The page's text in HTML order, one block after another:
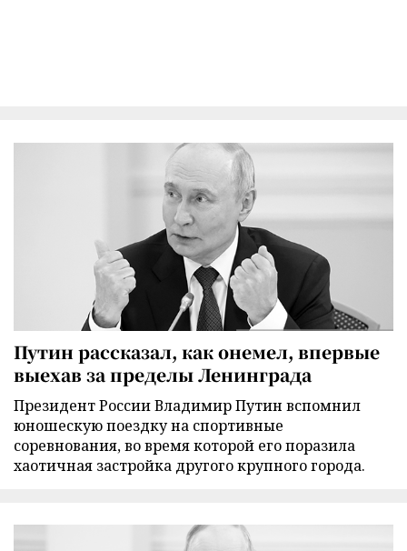
Путин рассказал, как онемел, впервые
выехав за пределы Ленинграда
Президент России Владимир Путин вспомнил
юношескую поездку на спортивные
соревнования, во время которой его поразила
хаотичная застройка другого крупного города.